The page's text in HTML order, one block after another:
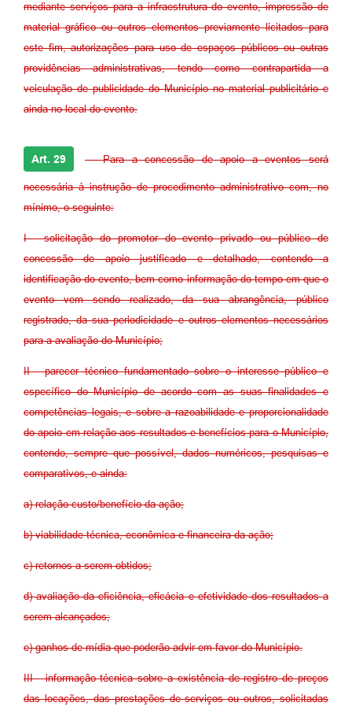
mediante serviços para a infraestrutura do evento, impressão de
material gráfico ou outros elementos previamente licitados para
este fim, autorizações para uso de espaços públicos ou outras
providências administrativas, tendo como contrapartida a
veiculação de publicidade do Município no material publicitário e
ainda no local do evento.
Art. 29 - Para a concessão de apoio a eventos será
necessária à instrução de procedimento administrativo com, no
mínimo, o seguinte:
I - solicitação do promotor do evento privado ou público de
concessão de apoio justificado e detalhado, contendo a
identificação do evento, bem como informação do tempo em que o
evento vem sendo realizado, da sua abrangência, público
registrado, da sua periodicidade e outros elementos necessários
para a avaliação do Município;
II - parecer técnico fundamentado sobre o interesse público e
específico do Município de acordo com as suas finalidades e
competências legais, e sobre a razoabilidade e proporcionalidade
do apoio em relação aos resultados e benefícios para o Município,
contendo, sempre que possível, dados numéricos, pesquisas e
comparativos, e ainda:
a) relação custo/benefício da ação;
b) viabilidade técnica, econômica e financeira da ação;
c) retornos a serem obtidos;
d) avaliação da eficiência, eficácia e efetividade dos resultados a
serem alcançados;
e) ganhos de mídia que poderão advir em favor do Município.
III - informação técnica sobre a existência de registro de preços
das locações, das prestações de serviços ou outros, solicitadas